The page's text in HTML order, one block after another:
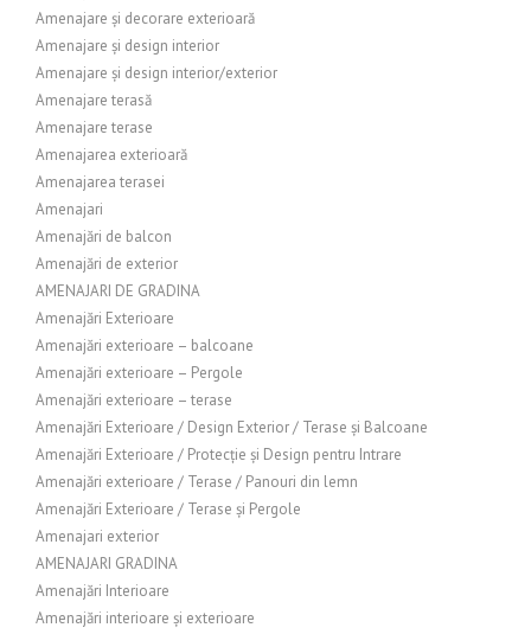
Amenajare și decorare exterioară
Amenajare și design interior
Amenajare și design interior/exterior
Amenajare terasă
Amenajare terase
Amenajarea exterioară
Amenajarea terasei
Amenajari
Amenajări de balcon
Amenajări de exterior
AMENAJARI DE GRADINA
Amenajări Exterioare
Amenajări exterioare – balcoane
Amenajări exterioare – Pergole
Amenajări exterioare – terase
Amenajări Exterioare / Design Exterior / Terase și Balcoane
Amenajări Exterioare / Protecție și Design pentru Intrare
Amenajări exterioare / Terase / Panouri din lemn
Amenajări Exterioare / Terase și Pergole
Amenajari exterior
AMENAJARI GRADINA
Amenajări Interioare
Amenajări interioare și exterioare